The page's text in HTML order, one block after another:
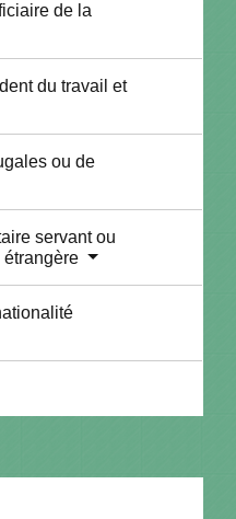
de la
du travail et
ou de
servant ou